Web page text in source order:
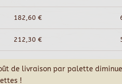
182,60 €
212,30 €
de livraison par palette
!